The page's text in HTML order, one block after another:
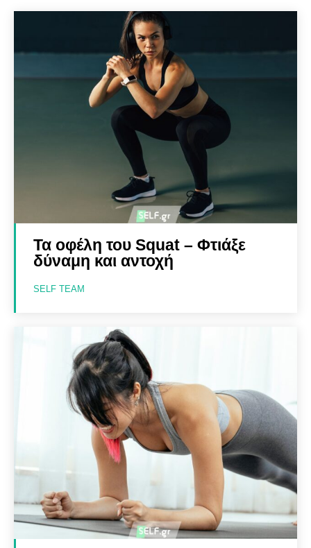
Τα οφέλη του Squat – Φτιάξε
δύναμη και αντοχή
SELF TEAM